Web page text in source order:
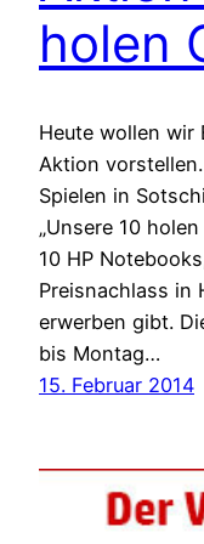
holen
Heute wollen wir
Aktion
Spielen in
„Unsere 10
10 HP
Preisnachlass in
erwerben gibt.
bis Montag…
15. Februar 2014